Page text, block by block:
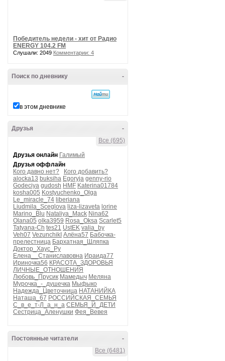
Победитель недели - хит от Радио
ENERGY 104.2 FM
Слушали: 2049 Комментарии: 4
-
Поиск по дневнику
в этом дневнике
-
Друзья
Все (695)
Друзья онлайн Галимый
Друзья оффлайн
Кого давно нет?
Кого добавить?
alocka13 buksiha Egoryja genny-rio
Godeciya gudosh HMF Katerina01784
kosha005 Kostyuchenko_Olga
Le_miracle_74 liberiana
Liudmila_Sceglova liza-lizaveta lorine
Marino_Blu Nataliya_Mack Nina62
Olana05 olka3959 Rosa_Oksa Scarlet5
Tatyana-Ch tes21 UstEK valia_by
Veh07 VezunchikI Алёна57 Бабочка-
прелестница Бархатная_Шляпка
Доктор_Хаус_Ру
Елена__Станиславовна Ираида77
Ириночка56 КРАСОТА_ЗДОРОВЬЯ
ЛИЧНЫЕ_ОТНОШЕНИЯ
Любовь_Прусик Мамедыч Меляна
Мурочка_-_душечка Мыфыко
Надежда_Цветочница НАТАНИЙКА
Наташа_67 РОССИЙСКАЯ_СЕМЬЯ
С_в_е_т-Л_а_н_а СЕМЬЯ_И_ДЕТИ
Сестрица_Аленушки Фея_Вевея
-
Постоянные читатели
Все (6481)